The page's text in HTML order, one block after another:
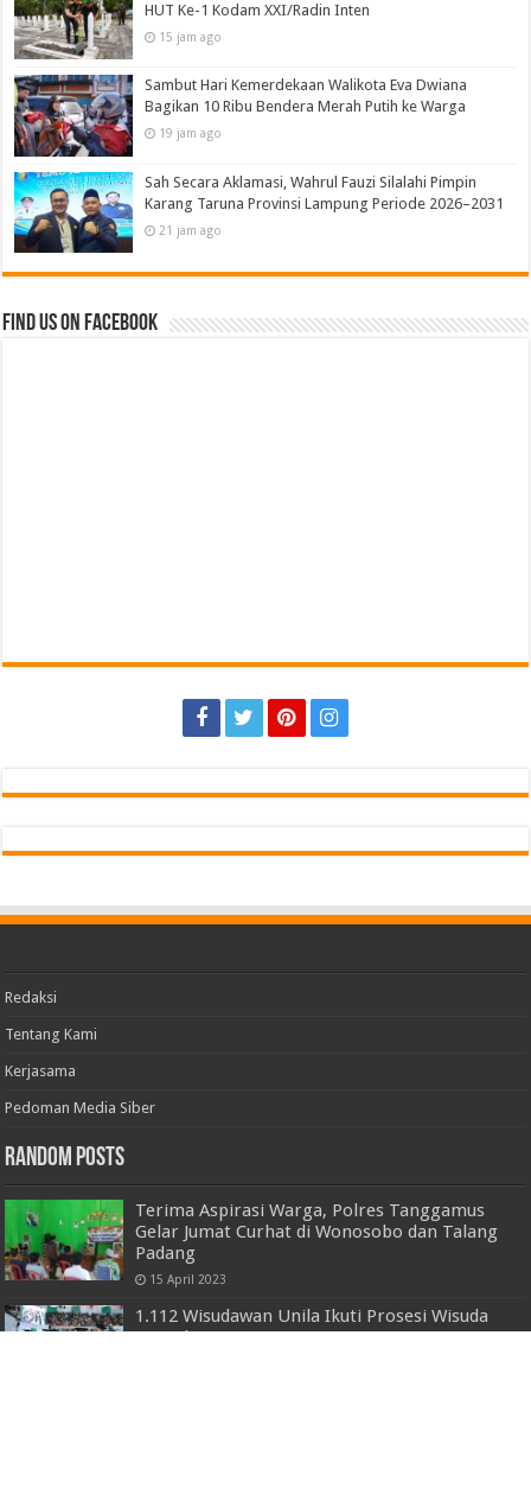
HUT Ke-1 Kodam XXI/Radin Inten
15 jam ago
Sambut Hari Kemerdekaan Walikota Eva Dwiana
Bagikan 10 Ribu Bendera Merah Putih ke Warga
19 jam ago
Sah Secara Aklamasi, Wahrul Fauzi Silalahi Pimpin
Karang Taruna Provinsi Lampung Periode 2026–2031
21 jam ago
Find us on Facebook
Redaksi
Tentang Kami
Kerjasama
Pedoman Media Siber
Random Posts
Terima Aspirasi Warga, Polres Tanggamus
Gelar Jumat Curhat di Wonosobo dan Talang
Padang
15 April 2023
1.112 Wisudawan Unila Ikuti Prosesi Wisuda
Periode Enam 2024/2025